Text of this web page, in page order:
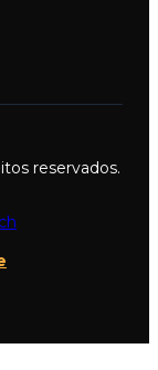
reservados.